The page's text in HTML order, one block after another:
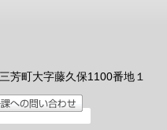
町大字藤久保1100番地１